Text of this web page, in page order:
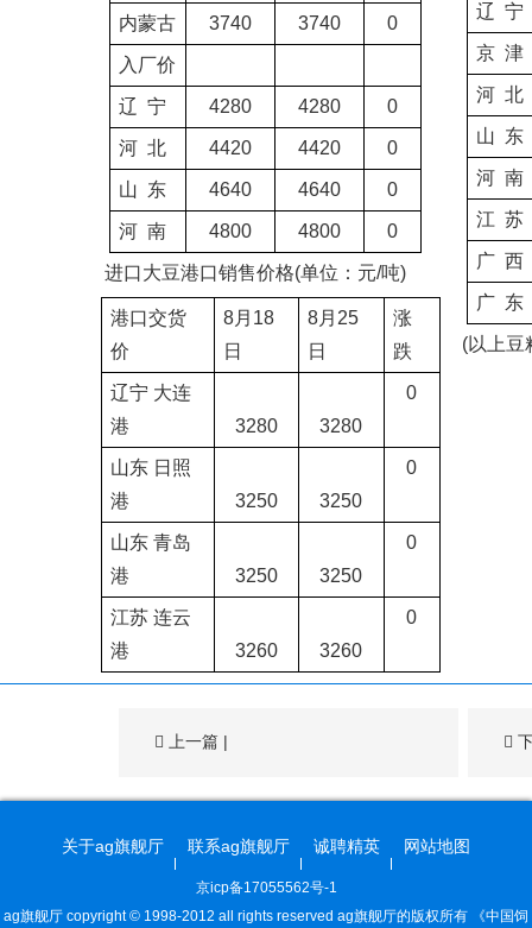
内蒙古 3740 3740 0
入厂价
辽 宁 4280 4280 0
河 北 4420 4420 0
山 东 4640 4640 0
河 南 4800 4800 0
进口大豆港口销售价格(单位：元/吨)
港口交货
价
8月 18
日
8月 25
日
涨
跌
辽宁 大连
港
3280 3280
0
山东 日照
港
3250 3250
0
山东 青岛
港
3250 3250
0
江苏 连云
港
3260 3260
0
辽 宁
京 津
河 北
山 东
河 南
江 苏
广 西
广 东
(以上豆
上一篇 |
关于ag旗舰厅 联系ag旗舰厅 诚聘精英 网站地图
京icp备17055562号-1
ag旗舰厅 copyright © 1998-2012 all rights reserved ag旗舰厅的版权所有 《中国饲